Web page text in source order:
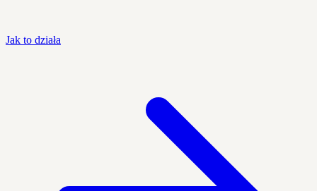
Jak to działa